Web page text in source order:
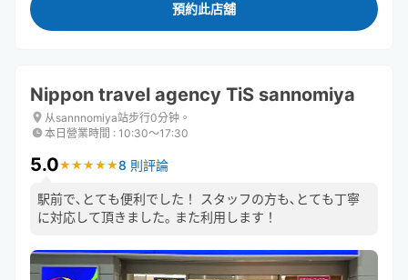
預約此店舖
Nippon travel agency TiS sannomiya
从sannnomiya站步行0分钟。
本日營業時間 : 10:30〜17:30
5.0★ ★ ★ ★ ★
★ ★ ★ ★ ★8 則評論
駅前で､とても便利でした！ スタッフの方も､とても丁寧
に対応して頂きました｡ また利用します！